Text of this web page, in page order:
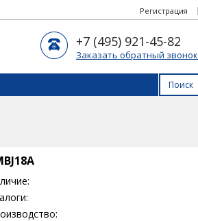
Регистрация
+7 (495) 921-45-82
Заказать обратный звонок